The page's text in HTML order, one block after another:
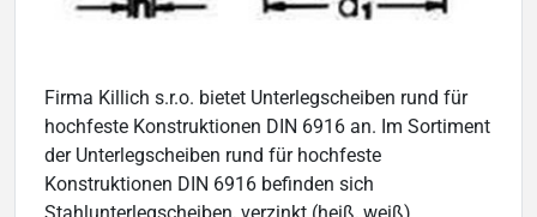
Firma Killich s.r.o. bietet Unterlegscheiben rund für
hochfeste Konstruktionen DIN 6916 an. Im Sortiment
der Unterlegscheiben rund für hochfeste
Konstruktionen DIN 6916 befinden sich
Stahlunterlegscheiben, verzinkt (heiß, weiß)